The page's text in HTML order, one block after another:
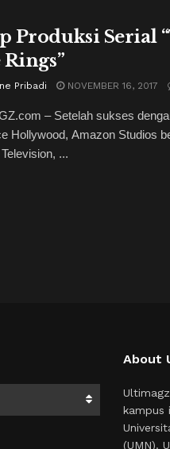
Produksi Serial
Pribadi NOVEMBER 16, 2017
– Setelah sukses
Hollywood, Amazon Studios
...
About
kampus
(UMN).